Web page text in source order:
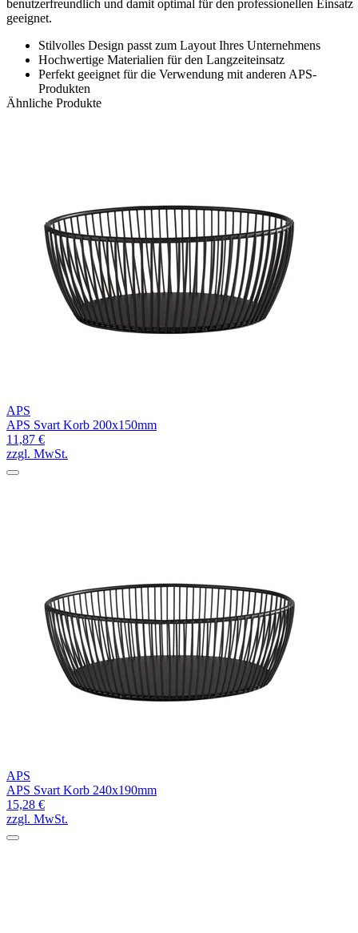
benutzerfreundlich und damit optimal für den professionellen Einsatz
geeignet.
Stilvolles Design passt zum Layout Ihres Unternehmens
Hochwertige Materialien für den Langzeiteinsatz
Perfekt geeignet für die Verwendung mit anderen APS-
Produkten
Ähnliche Produkte
APS
APS Svart Korb 200x150mm
11,87 €
zzgl. MwSt.
APS
APS Svart Korb 240x190mm
15,28 €
zzgl. MwSt.